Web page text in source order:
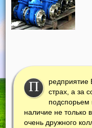
П
редприятие
страх, а за
подспорьем
наличие не только
очень дружного